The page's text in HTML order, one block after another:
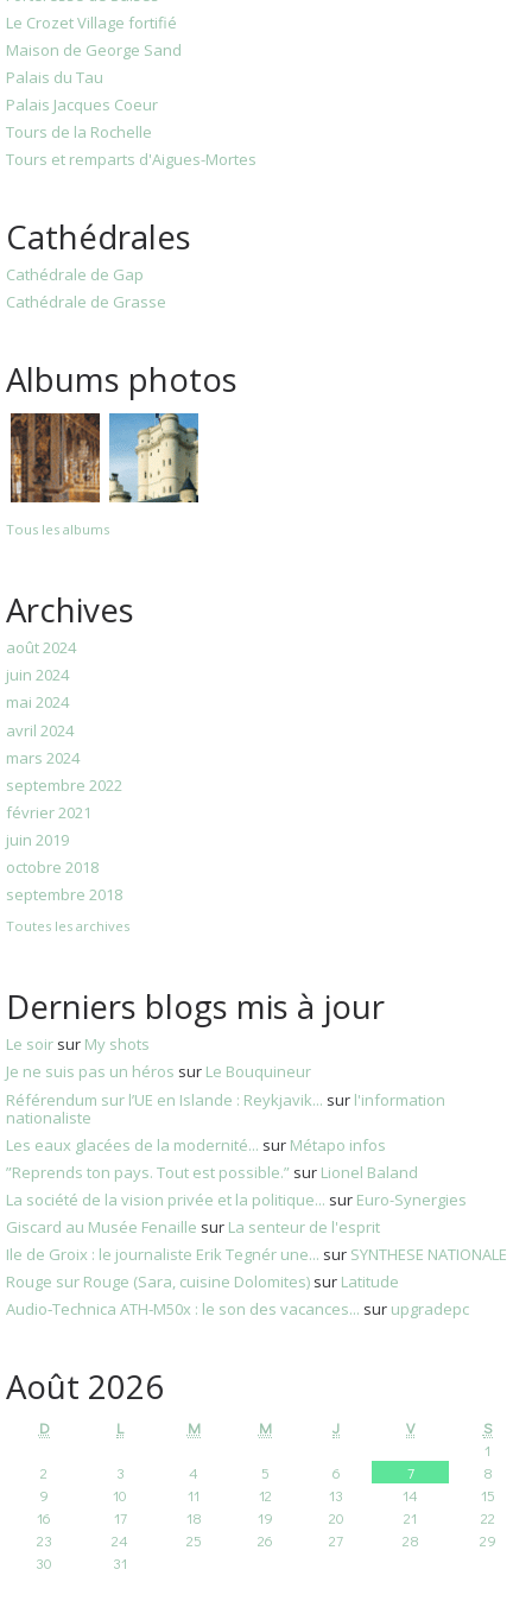
Le Crozet Village fortifié
Maison de George Sand
Palais du Tau
Palais Jacques Coeur
Tours de la Rochelle
Tours et remparts d'Aigues-Mortes
Cathédrales
Cathédrale de Gap
Cathédrale de Grasse
Albums photos
Tous les albums
Archives
août 2024
juin 2024
mai 2024
avril 2024
mars 2024
septembre 2022
février 2021
juin 2019
octobre 2018
septembre 2018
Toutes les archives
Derniers blogs mis à jour
Le soir sur My shots
Je ne suis pas un héros sur Le Bouquineur
Référendum sur l’UE en Islande : Reykjavik... sur l'information
nationaliste
Les eaux glacées de la modernité... sur Métapo infos
”Reprends ton pays. Tout est possible.” sur Lionel Baland
La société de la vision privée et la politique... sur Euro-Synergies
Giscard au Musée Fenaille sur La senteur de l'esprit
Ile de Groix : le journaliste Erik Tegnér une... sur SYNTHESE NATIONALE
Rouge sur Rouge (Sara, cuisine Dolomites) sur Latitude
Audio‑Technica ATH‑M50x : le son des vacances... sur upgradepc
Août 2026
D L M M J V
S
1
2
3 4 5 6 7
8
9
10 11 12 13 14
15
16
17 18 19 20 21
22
23
24 25 26 27 28
29
30
31